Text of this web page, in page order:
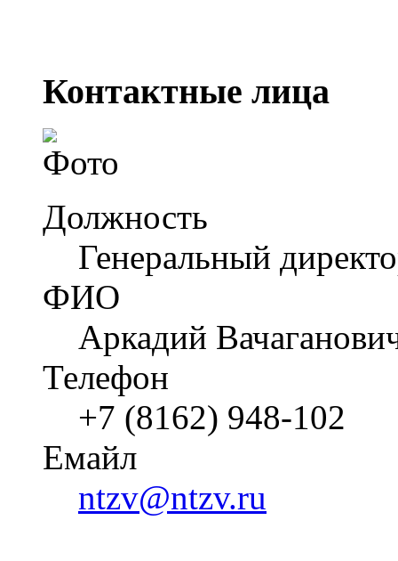
Контактные лица
Должность
Генеральный
ФИО
Аркадий
Телефон
+7 (8162) 948-102
Емайл
ntzv@ntzv.ru